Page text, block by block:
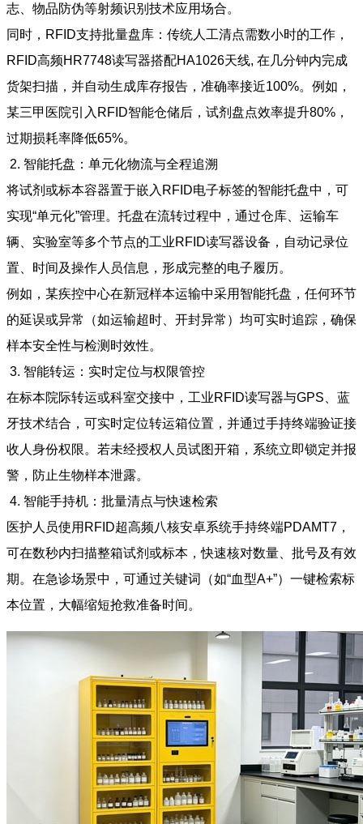
志、物品防伪等射频识别技术应用场合。
同时，RFID支持批量盘库：传统人工清点需数小时的工作，
RFID高频HR7748读写器搭配HA1026天线, 在几分钟内完成
货架扫描，并自动生成库存报告，准确率接近100%。例如，
某三甲医院引入RFID智能仓储后，试剂盘点效率提升80%，
过期损耗率降低65%。
2. 智能托盘：单元化物流与全程追溯
将试剂或标本容器置于嵌入RFID电子标签的智能托盘中，可
实现“单元化”管理。托盘在流转过程中，通过仓库、运输车
辆、实验室等多个节点的工业RFID读写器设备，自动记录位
置、时间及操作人员信息，形成完整的电子履历。
例如，某疾控中心在新冠样本运输中采用智能托盘，任何环节
的延误或异常（如运输超时、开封异常）均可实时追踪，确保
样本安全性与检测时效性。
3. 智能转运：实时定位与权限管控
在标本院际转运或科室交接中，工业RFID读写器与GPS、蓝
牙技术结合，可实时定位转运箱位置，并通过手持终端验证接
收人身份权限。若未经授权人员试图开箱，系统立即锁定并报
警，防止生物样本泄露。
4. 智能手持机：批量清点与快速检索
医护人员使用RFID超高频八核安卓系统手持终端PDAMT7，
可在数秒内扫描整箱试剂或标本，快速核对数量、批号及有效
期。在急诊场景中，可通过关键词（如“血型A+”）一键检索标
本位置，大幅缩短抢救准备时间。